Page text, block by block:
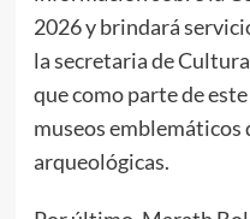
2026 y brindará
la secretaria de
que como parte de
museos emblemáticos
arqueológicas.